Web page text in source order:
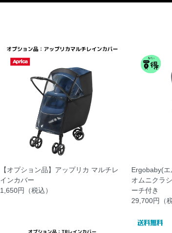
【オプション品】アップリカ マルチレ
インカバー
1,650円（税込）
Ergobaby(
オムニクラ
ーチ付き
29,700円（